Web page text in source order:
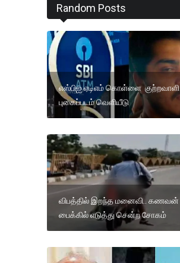
Random Posts
எஸ்பிஐ ஏடிஎம் கொள்ளை குற்றவாளி
புகைப்படம் வெளியீடு
விபத்தில் இறந்த மனைவி.. கணவன்
பைக்கில் எடுத்து சென்ற சோகம்